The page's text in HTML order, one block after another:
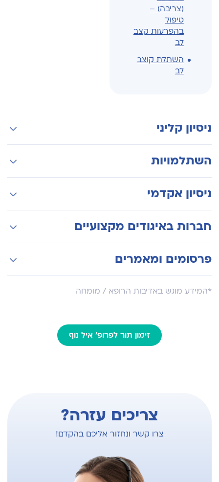
(צריבה) –
טיפול
בהפרעות קצב
לב
השתלת קוצב
לב
ניסיון קליני
Brigham and Womens בבוסטון
השתלמויות
Masonic Medical Research Laboratory בארה"ב
ניסיון אקדמי
חברות באיגודים מקצועיים
פרסומים ומאמרים
*המידע מוגש באדיבות הרופא / מומחה
זימון תור לפרופ' איל נוף
צריכים עזרה?
צרו קשר ונחזור אליכם בהקדם!